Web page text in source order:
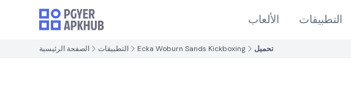
الألعاب التطبيقات
الصفحة الرئيسية التطبيقات Ecka Woburn Sands Kickboxing تحميل